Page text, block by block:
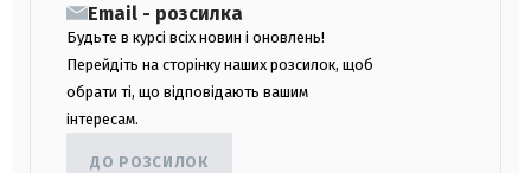
Email - розсилка
Будьте в курсі всіх новин і оновлень!
Перейдіть на сторінку наших розсилок, щоб
обрати ті, що відповідають вашим
інтересам.
ДО РОЗСИЛОК